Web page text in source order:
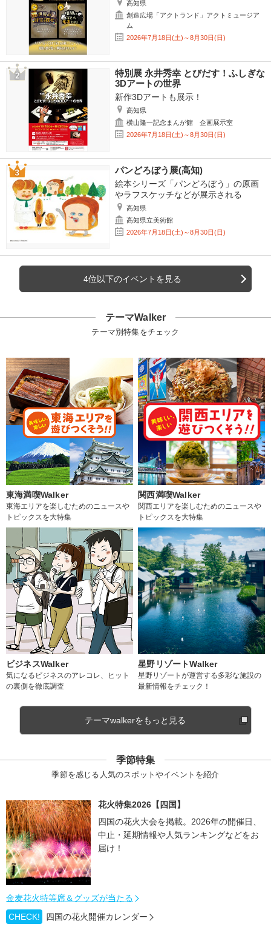
高知県
創造広場「アクトランド」アクトミュージア
ム
2026年7月18日(土)～8月30日(日)
特別展 永井秀幸 とびだす！ふしぎな
3Dアートの世界
新作3Dアートも展示！
高知県
横山隆一記念まんが館 企画展示室
2026年7月18日(土)～8月30日(日)
パンどろぼう展(高知)
絵本シリーズ「パンどろぼう」の原画
やラフスケッチなどが展示される
高知県
高知県立美術館
2026年7月18日(土)～8月30日(日)
4位以下のイベントを見る
テーマWalker
テーマ別特集をチェック
東海満喫Walker
東海エリアを楽しむためのニュースや
トピックスを大特集
関西満喫Walker
関西エリアを楽しむためのニュースや
トピックスを大特集
ビジネスWalker
気になるビジネスのアレコレ、ヒット
の裏側を徹底調査
星野リゾートWalker
星野リゾートが運営する多彩な施設の
最新情報をチェック！
テーマwalkerをもっと見る
季節特集
季節を感じる人気のスポットやイベントを紹介
花火特集2026【四国】
四国の花火大会を掲載。2026年の開催日、
中止・延期情報や人気ランキングなどをお
届け！
金麦花火特等席＆グッズが当たる
CHECK!
四国の花火開催カレンダー